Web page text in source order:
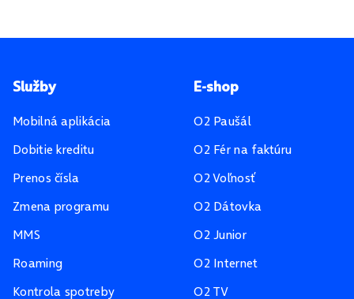
Pätička stránky
Služby
Mobilná aplikácia
Dobitie kreditu
Prenos čísla
Zmena programu
MMS
Roaming
Kontrola spotreby
E-shop
O2 Paušál
O2 Fér na faktúru
O2 Voľnosť
O2 Dátovka
O2 Junior
O2 Internet
O2 TV